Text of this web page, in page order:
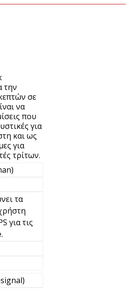
την
σε
να
που
για
και ως
για
τρίτων.
τα
για τις